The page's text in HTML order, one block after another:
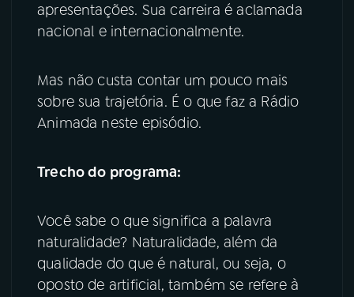
ACOMPANHE A RÁDIO MEC
Instagram X
apresentações. Sua carreira é aclamada
nacional e internacionalmente.
Mas não custa contar um pouco mais
sobre sua trajetória. É o que faz a Rádio
Animada neste episódio.
Trecho do programa:
Você sabe o que significa a palavra
naturalidade? Naturalidade, além da
qualidade do que é natural, ou seja, o
oposto de artificial, também se refere à